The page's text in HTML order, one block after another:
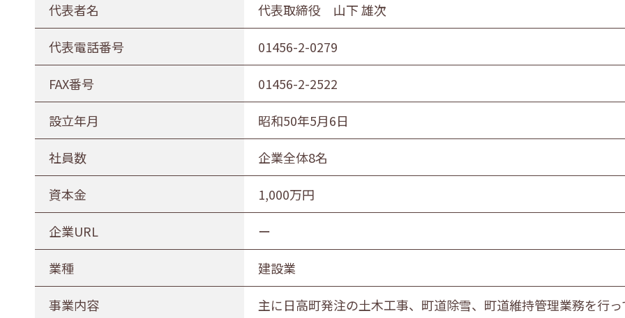
代表者名 代表取締役 山下 雄次
代表電話番号 01456-2-0279
FAX番号 01456-2-2522
設立年月 昭和50年5月6日
社員数 企業全体8名
資本金 1,000万円
企業URL ー
業種 建設業
事業内容 主に日高町発注の土木工事、町道除雪、町道維持管理業務を行っ